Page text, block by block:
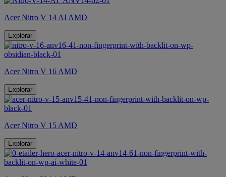
Acer Nitro V 14 AI AMD
Explorar
Acer Nitro V 16 AMD
Explorar
Acer Nitro V 15 AMD
Explorar